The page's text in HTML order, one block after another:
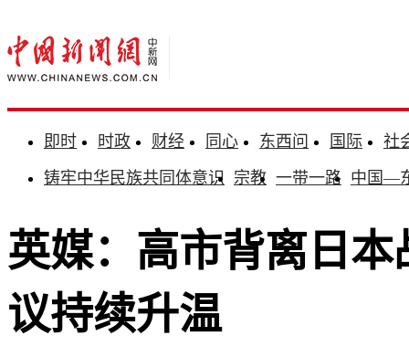
即时 时政 财经 同心 东西问 国际
社
铸牢中华民族共同体意识 宗教 一带一路 中国—
英媒：高市背离日
议持续升温